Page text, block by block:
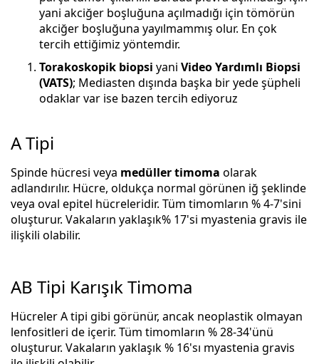
yani akciğer boşluğuna açılmadığı için tömörün
akciğer boşluğuna yayılmammış olur. En çok
tercih ettiğimiz yöntemdir.
Torakoskopik biopsi yani Video Yardımlı Biopsi
(VATS); Mediasten dışında başka bir yede şüpheli
odaklar var ise bazen tercih ediyoruz
A Tipi
Spinde hücresi veya medüller timoma olarak
adlandırılır. Hücre, oldukça normal görünen iğ şeklinde
veya oval epitel hücreleridir. Tüm timomların % 4-7'sini
oluşturur. Vakaların yaklaşık% 17'si myastenia gravis ile
ilişkili olabilir.
AB Tipi Karışık Timoma
Hücreler A tipi gibi görünür, ancak neoplastik olmayan
lenfositleri de içerir. Tüm timomların % 28-34'ünü
oluşturur. Vakaların yaklaşık % 16'sı myastenia gravis